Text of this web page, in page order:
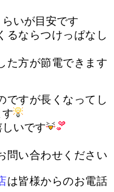
いが目安です
るならつけっぱなし
た方が節電できます
ですが長くなってし
す
しいです
問い合わせください
は皆様からのお電話